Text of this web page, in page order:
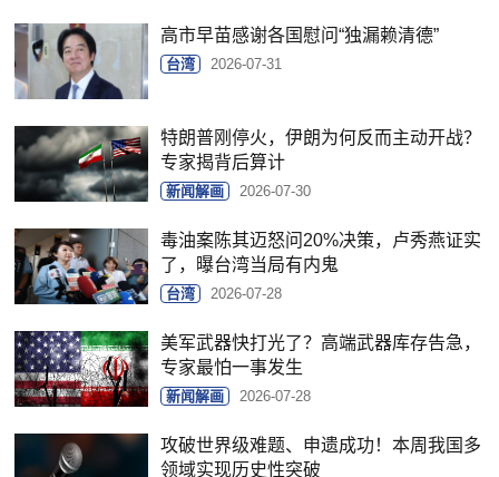
高市早苗感谢各国慰问“独漏赖清德”
台湾 2026-07-31
特朗普刚停火，伊朗为何反而主动开战？
专家揭背后算计
新闻解画 2026-07-30
毒油案陈其迈怒问20%决策，卢秀燕证实
了，曝台湾当局有内鬼
台湾 2026-07-28
美军武器快打光了？高端武器库存告急，
专家最怕一事发生
新闻解画 2026-07-28
攻破世界级难题、申遗成功！本周我国多
领域实现历史性突破